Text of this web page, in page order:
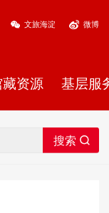
文旅海淀 微博
资源 基层服